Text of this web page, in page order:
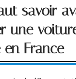
savoir
une
France